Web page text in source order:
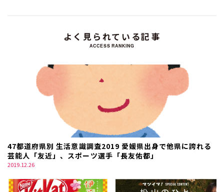
よく見られている記事
ACCESS RANKING
47都道府県別 生活意識調査2019 愛媛県出身で他県に誇れる
芸能人「友近」、スポーツ選手「長友佑都」
2019.12.26